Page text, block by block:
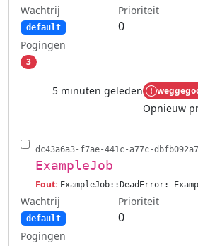
Wachtrij
default
Prioriteit
0
Pogingen
3
5 minuten geleden
Opnieuw
dc43a6a3-f7ae-441c-a77c-
ExampleJob
Fout: ExampleJob::DeadError:
Wachtrij
default
Prioriteit
0
Pogingen